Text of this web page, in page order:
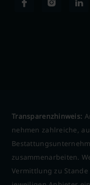
Transparenzhinweis:
nehmen zahlreiche,
zusammenarbeiten.
Vermittlung zu